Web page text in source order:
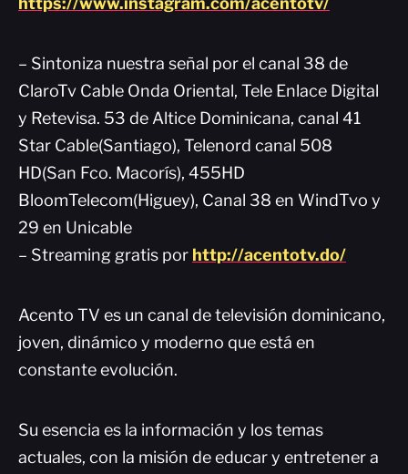
– Sintoniza nuestra señal por el canal 38 de
ClaroTv Cable Onda Oriental, Tele Enlace Digital
y Retevisa. 53 de Altice Dominicana, canal 41
Star Cable(Santiago), Telenord canal 508
HD(San Fco. Macorís), 455HD
BloomTelecom(Higuey), Canal 38 en WindTvo y
29 en Unicable
– Streaming gratis por http://acentotv.do/
Acento TV es un canal de televisión dominicano,
joven, dinámico y moderno que está en
constante evolución.
Su esencia es la información y los temas
actuales, con la misión de educar y entretener a